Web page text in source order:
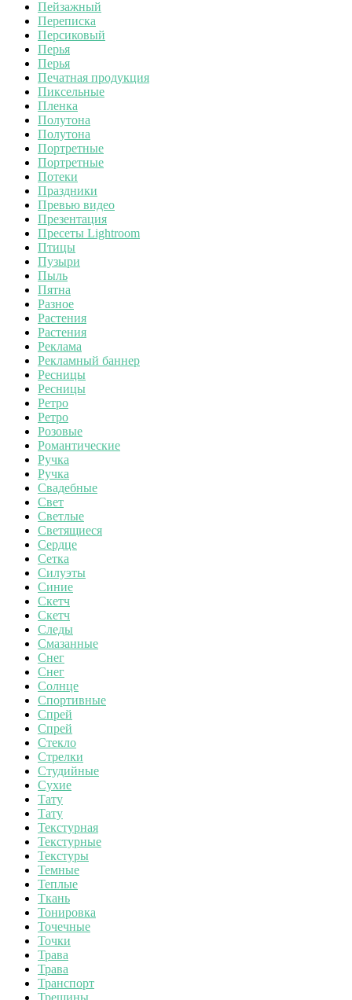
Пейзажный
Переписка
Персиковый
Перья
Перья
Печатная продукция
Пиксельные
Пленка
Полутона
Полутона
Портретные
Портретные
Потеки
Праздники
Превью видео
Презентация
Пресеты Lightroom
Птицы
Пузыри
Пыль
Пятна
Разное
Растения
Растения
Реклама
Рекламный баннер
Ресницы
Ресницы
Ретро
Ретро
Розовые
Романтические
Ручка
Ручка
Свадебные
Свет
Светлые
Светящиеся
Сердце
Сетка
Силуэты
Синие
Скетч
Скетч
Следы
Смазанные
Снег
Снег
Солнце
Спортивные
Спрей
Спрей
Стекло
Стрелки
Студийные
Сухие
Тату
Тату
Текстурная
Текстурные
Текстуры
Темные
Теплые
Ткань
Тонировка
Точечные
Точки
Трава
Трава
Транспорт
Трещины